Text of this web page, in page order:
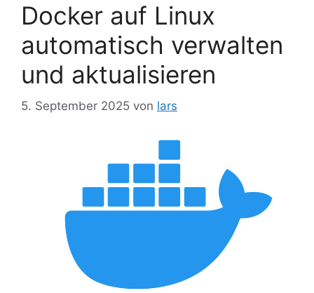
Docker auf Linux
automatisch verwalten
und aktualisieren
5. September 2025 von lars